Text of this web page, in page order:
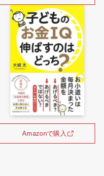
Amazonで購入